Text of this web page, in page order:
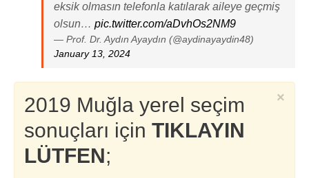
eksik olmasın telefonla katılarak aileye geçmiş
olsun… pic.twitter.com/aDvhOs2NM9
— Prof. Dr. Aydın Ayaydın (@aydinayaydin48)
January 13, 2024
×
2019 Muğla yerel seçim
sonuçları için TIKLAYIN
LÜTFEN;